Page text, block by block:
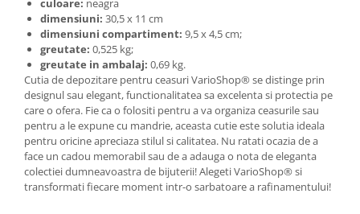
culoare: neagra
dimensiuni: 30,5 x 11 cm
dimensiuni compartiment: 9,5 x 4,5 cm;
greutate: 0,525 kg;
greutate in ambalaj: 0,69 kg.
Cutia de depozitare pentru ceasuri VarioShop® se distinge prin
designul sau elegant, functionalitatea sa excelenta si protectia pe
care o ofera. Fie ca o folositi pentru a va organiza ceasurile sau
pentru a le expune cu mandrie, aceasta cutie este solutia ideala
pentru oricine apreciaza stilul si calitatea. Nu ratati ocazia de a
face un cadou memorabil sau de a adauga o nota de eleganta
colectiei dumneavoastra de bijuterii! Alegeti VarioShop® si
transformati fiecare moment intr-o sarbatoare a rafinamentului!